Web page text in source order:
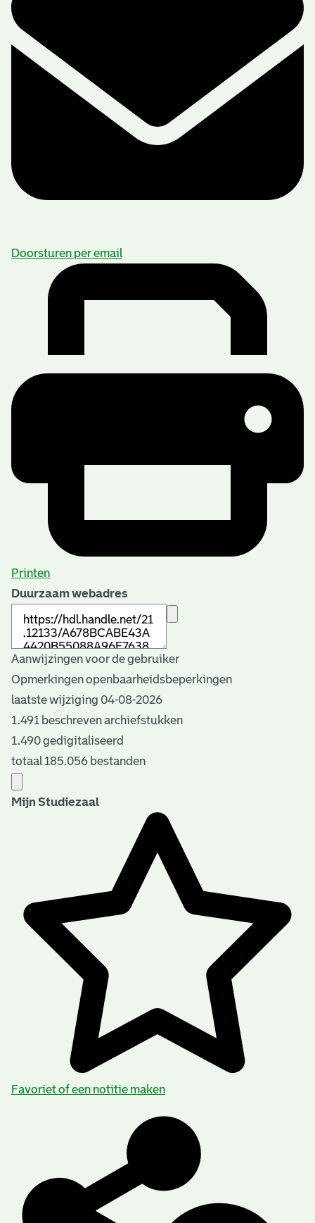
Doorsturen per email
Printen
Duurzaam webadres
Aanwijzingen voor de gebruiker
Opmerkingen openbaarheidsbeperkingen
laatste wijziging 04-08-2026
1.491 beschreven archiefstukken
1.490 gedigitaliseerd
totaal 185.056 bestanden
Mijn Studiezaal
Favoriet of een notitie maken